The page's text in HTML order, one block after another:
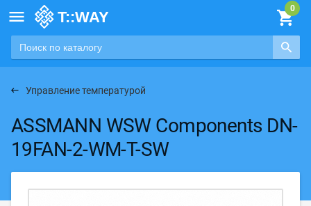

Управление температурой
ASSMANN WSW Components DN-
19FAN-2-WM-T-SW